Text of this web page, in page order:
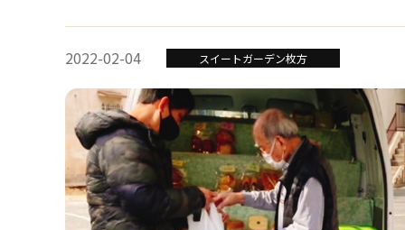
2022-02-04 スイートガーデン枚方